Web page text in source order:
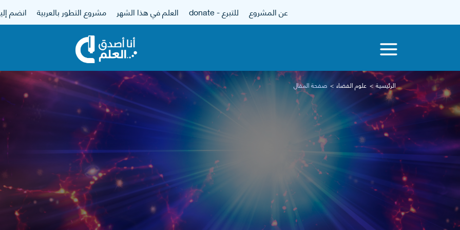
عن المشروع للتبرع - donate العلم في هذا الشهر مشروع التطور بالعربية انضم
الرئيسية علوم الفضاء صفحة المقال